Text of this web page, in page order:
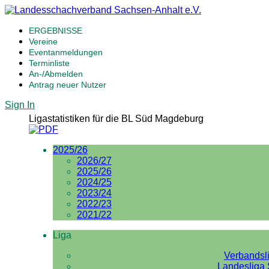
ERGEBNISSE
Vereine
Eventanmeldungen
Terminliste
An-/Abmelden
Antrag neuer Nutzer
Sign In
Ligastatistiken für die BL Süd Magdeburg
2025/26
2026/27
2025/26
2024/25
2023/24
2022/23
2021/22
Liga
Landesliga